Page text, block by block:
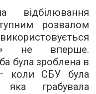
розвалом
не вперше.
була зроблена в
коли СБУ була
яка грабувала